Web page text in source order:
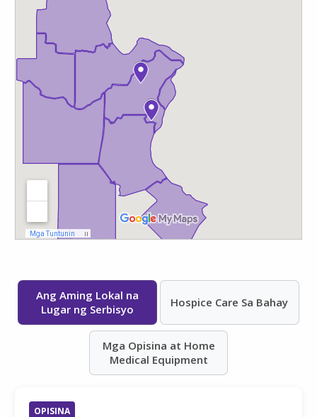
Ang Aming Lokal na
Lugar ng Serbisyo
Hospice Care Sa Bahay
Mga Opisina at Home
Medical Equipment
OPISINA